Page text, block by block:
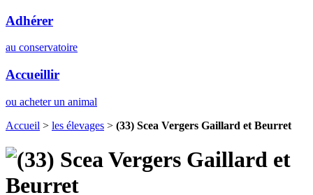
Adhérer
au conservatoire
Accueillir
ou acheter un animal
Accueil > les élevages > (33) Scea Vergers Gaillard et Beurret